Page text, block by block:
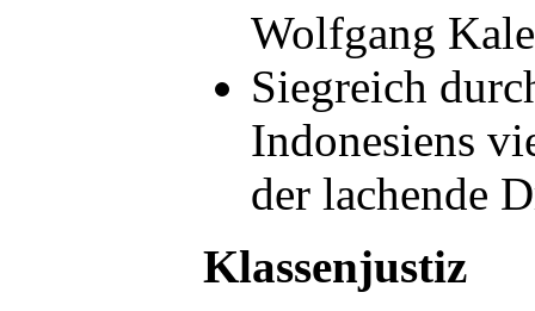
Wolfgang
Siegreich
Indonesiens
der lachende
Klassenjustiz